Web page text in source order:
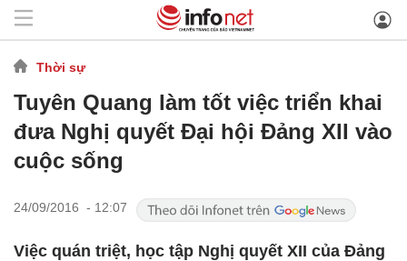
Thời sự
Tuyên Quang làm tốt việc triển khai
đưa Nghị quyết Đại hội Đảng XII vào
cuộc sống
24/09/2016 - 12:07
Việc quán triệt, học tập Nghị quyết XII của Đảng